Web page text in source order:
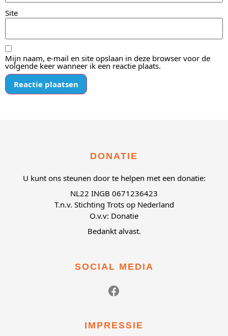
Site
Mijn naam, e-mail en site opslaan in deze browser voor de
volgende keer wanneer ik een reactie plaats.
DONATIE
U kunt ons steunen door te helpen met een donatie:
NL22 INGB 0671236423
T.n.v. Stichting Trots op Nederland
O.v.v: Donatie
Bedankt alvast.
SOCIAL MEDIA
IMPRESSIE